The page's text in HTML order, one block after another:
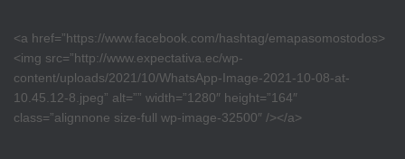
<a href=”https://www.facebook.com/hashtag/emapasomostodos>
<img src=”http://www.expectativa.ec/wp-
content/uploads/2021/10/WhatsApp-Image-2021-10-08-at-
10.45.12-8.jpeg” alt=”” width=”1280″ height=”164″
class=”alignnone size-full wp-image-32500″ /></a>